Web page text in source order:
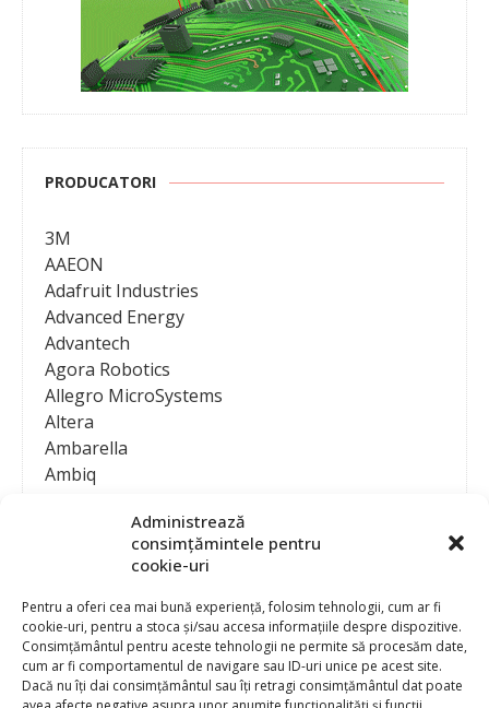
Administrează
consimțămintele pentru
cookie-uri
Pentru a oferi cea mai bună experiență, folosim tehnologii, cum ar fi
cookie-uri, pentru a stoca și/sau accesa informațiile despre dispozitive.
Consimțământul pentru aceste tehnologii ne permite să procesăm date,
cum ar fi comportamentul de navigare sau ID-uri unice pe acest site.
Dacă nu îți dai consimțământul sau îți retragi consimțământul dat poate
PRODUCATORI
3M
AAEON
Adafruit Industries
Advanced Energy
Advantech
Agora Robotics
Allegro MicroSystems
Altera
Ambarella
Ambiq
Analog Devices
Anritsu Corporation
Ansys
APS
Arduino
Arm